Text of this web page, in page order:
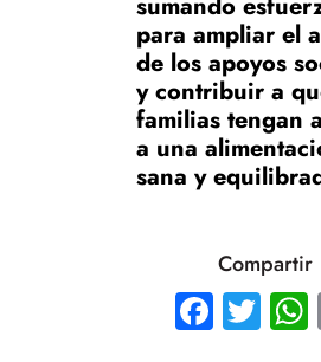
para ampliar el
de los apoyos
y contribuir a
familias tengan
a una
sana y
Compartir